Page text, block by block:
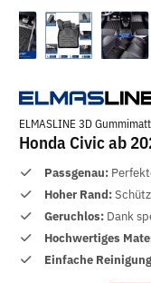
ELMASLINE 3D
Honda Civic ab
Passgenau:
Hoher Rand:
Geruchlos: Dank
Hochwertiges
Einfache